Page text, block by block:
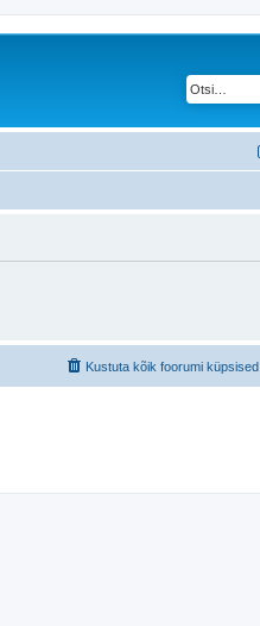
Kustuta kõik foorumi küpsised